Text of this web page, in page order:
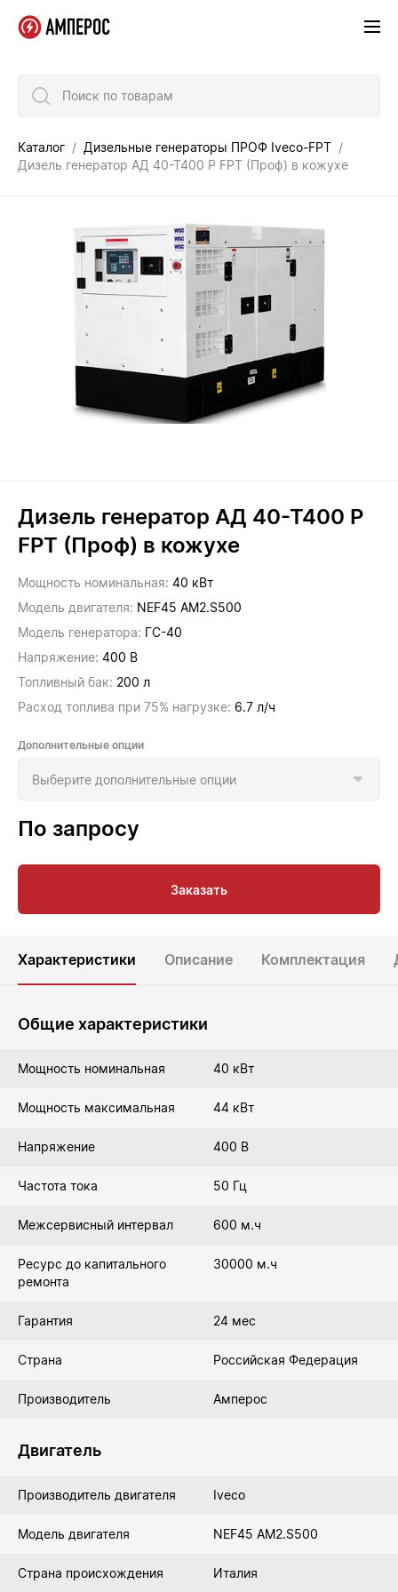
Поиск по товарам
Каталог
Дизельные генераторы ПРОФ Iveco-FPT
Дизель генератор АД 40-Т400 P FPT (Проф) в кожухе
Дизель генератор АД 40-Т400 P
FPT (Проф) в кожухе
Мощность номинальная: 40 кВт
Модель двигателя: NEF45 AM2.S500
Модель генератора: ГС-40
Напряжение: 400 В
Топливный бак: 200 л
Расход топлива при 75% нагрузке: 6.7 л/ч
Дополнительные опции
По запросу
Заказать
Характеристики Описание Комплектация
Общие характеристики
Мощность номинальная 40 кВт
Мощность максимальная 44 кВт
Напряжение 400 В
Частота тока 50 Гц
Межсервисный интервал 600 м.ч
Ресурс до капитального
ремонта
30000 м.ч
Гарантия 24 мес
Страна Российская Федерация
Производитель Амперос
Двигатель
Производитель двигателя Iveco
Модель двигателя NEF45 AM2.S500
Страна происхождения Италия